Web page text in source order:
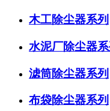
木工除尘器系列
水泥厂除尘器系
滤筒除尘器系列
布袋除尘器系列